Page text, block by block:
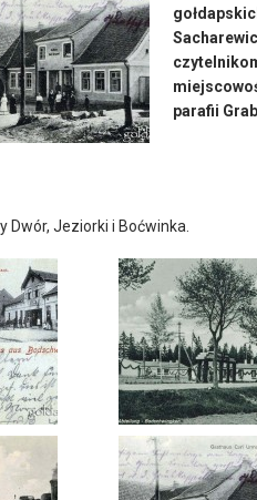
parafii
Dwór, Jeziorki i Boćwinka.